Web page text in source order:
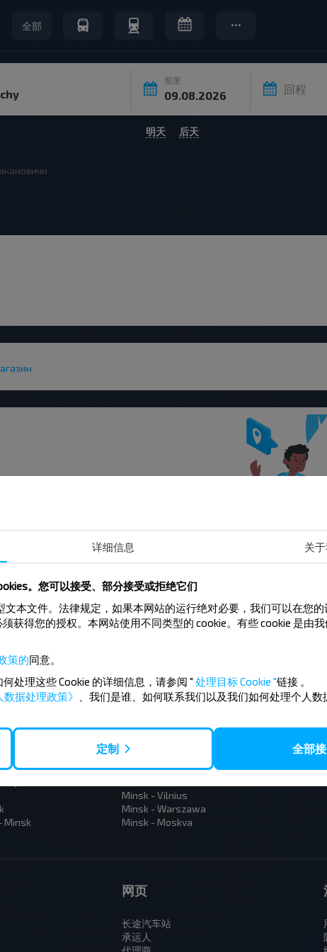
全部
那里
回程
明天 后天
优惠。 订阅接收新消息，和
Minsk
Moskva - Minsk
Polack - Riga
Minsk - Vilnius
Minsk - Warszawa
Minsk - Moskva
网页
长途汽车站
承运人
详细信息 关
。您可以接受、部分接受或拒绝它们
文本文件。法律规定，如果本网站的运行绝对必要，我们可以在您
获得您的授权。本网站使用不同类型的 cookie。有些 cookie 是由
策的同意。
处理这些 Cookie 的详细信息，请参阅 " 处理目标 Cookie "链接 。
数据处理政策》 、我们是谁、如何联系我们以及我们如何处理个人数
定制 全部